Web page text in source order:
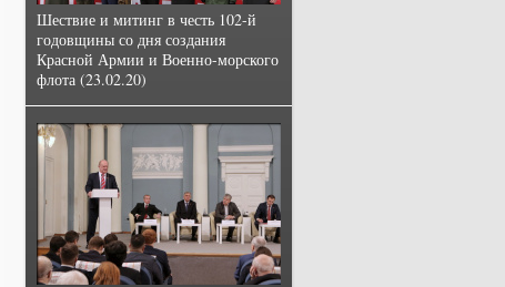
Шествие и митинг в честь 102-й
годовщины со дня создания
Красной Армии и Военно-морского
флота (23.02.20)